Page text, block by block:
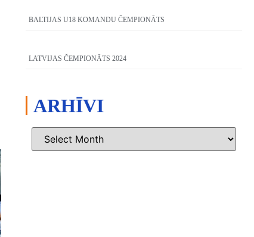
BALTIJAS U18 KOMANDU ČEMPIONĀTS
LATVIJAS ČEMPIONĀTS 2024
ARHĪVI